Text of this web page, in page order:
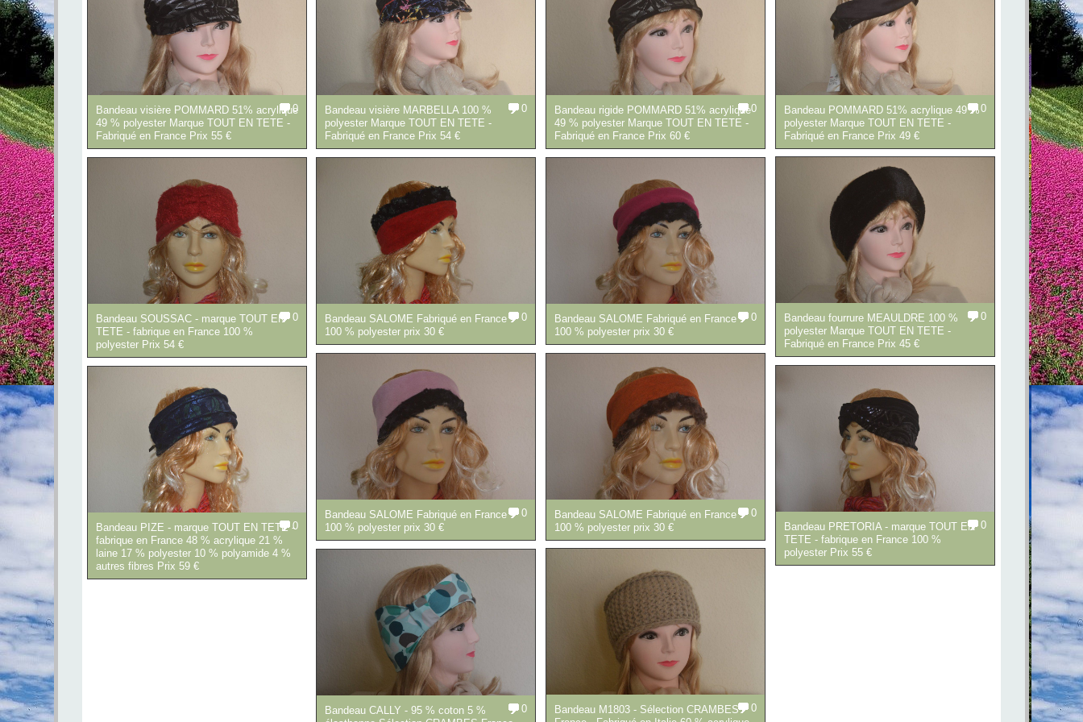
0
Bandeau visière POMMARD 51% acrylique
49 % polyester Marque TOUT EN TETE -
Fabriqué en France Prix 55 €
0
Bandeau visière MARBELLA 100 %
polyester Marque TOUT EN TETE -
Fabriqué en France Prix 54 €
0
Bandeau rigide POMMARD 51% acrylique
49 % polyester Marque TOUT EN TETE -
Fabriqué en France Prix 60 €
0
Bandeau POMMARD 51% acrylique 49 %
polyester Marque TOUT EN TETE -
Fabriqué en France Prix 49 €
0
Bandeau fourrure MEAULDRE 100 %
polyester Marque TOUT EN TETE -
Fabriqué en France Prix 45 €
0
Bandeau SOUSSAC - marque TOUT EN
TETE - fabrique en France 100 %
polyester Prix 54 €
0
Bandeau SALOME Fabriqué en France -
100 % polyester prix 30 €
0
Bandeau SALOME Fabriqué en France -
100 % polyester prix 30 €
0
Bandeau SALOME Fabriqué en France -
100 % polyester prix 30 €
0
Bandeau SALOME Fabriqué en France -
100 % polyester prix 30 €
0
Bandeau PRETORIA - marque TOUT EN
TETE - fabrique en France 100 %
polyester Prix 55 €
0
Bandeau PIZE - marque TOUT EN TETE -
fabrique en France 48 % acrylique 21 %
laine 17 % polyester 10 % polyamide 4 %
autres fibres Prix 59 €
0
Bandeau M1803 - Sélection CRAMBES
0
Bandeau CALLY - 95 % coton 5 %